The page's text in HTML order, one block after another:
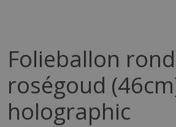
Folieballon
roségoud
holographic